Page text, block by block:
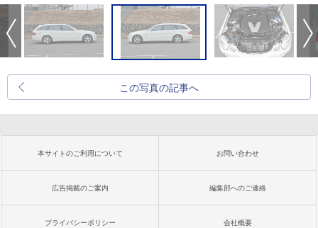
この写真の記事へ
本サイトのご利用について お問い合わせ
広告掲載のご案内 編集部へのご連絡
プライバシーポリシー 会社概要